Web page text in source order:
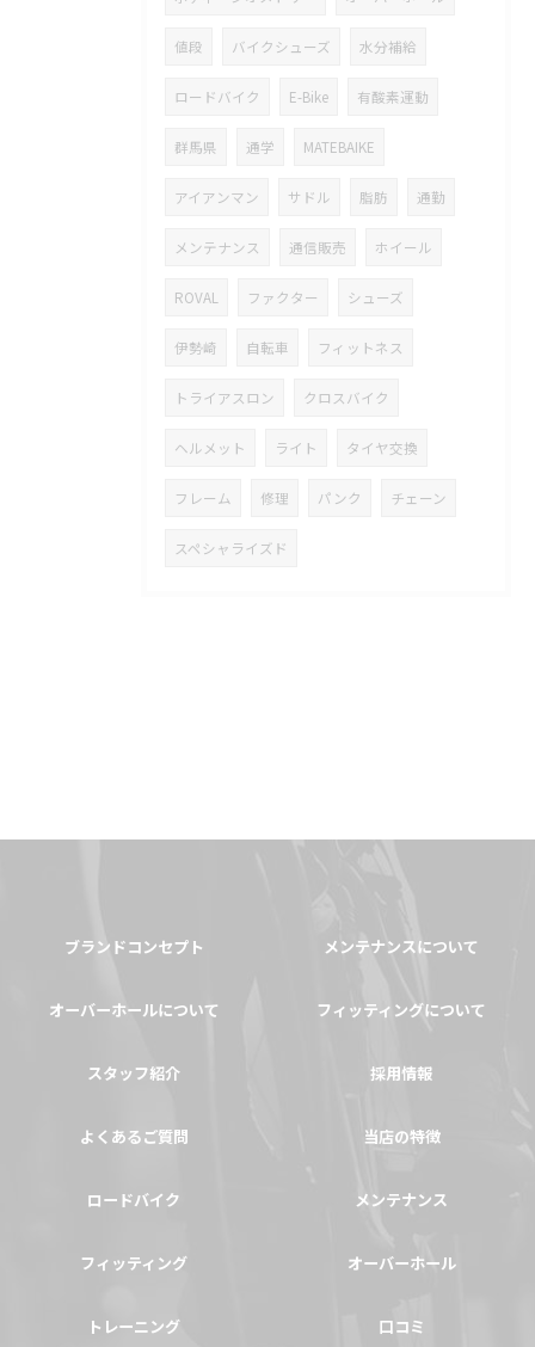
値段 バイクシューズ 水分補給
ロードバイク E-Bike 有酸素運動
群馬県 通学 MATEBAIKE
アイアンマン サドル 脂肪 通勤
メンテナンス 通信販売 ホイール
ROVAL ファクター シューズ
伊勢崎 自転車 フィットネス
トライアスロン クロスバイク
ヘルメット ライト タイヤ交換
フレーム 修理 パンク チェーン
スペシャライズド
ブランドコンセプト メンテナンスについて
オーバーホールについて フィッティングについて
スタッフ紹介 採用情報
よくあるご質問 当店の特徴
ロードバイク メンテナンス
フィッティング オーバーホール
トレーニング 口コミ